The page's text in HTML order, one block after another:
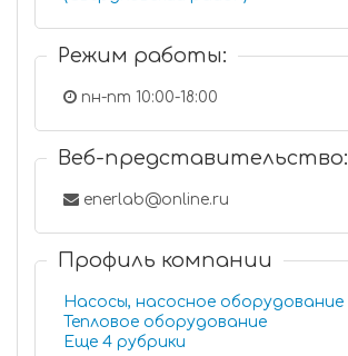
Режим работы:
пн-пт 10:00-18:00
Веб-представительство:
enerlab@online.ru
Профиль компании
Насосы, насосное оборудование
Тепловое оборудование
Еще 4 рубрики